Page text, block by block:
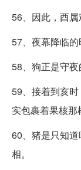
56、因此，酉属
57、夜幕降临的
58、狗正是守夜
59、接着到亥
实包裹着果核那
60、猪是只知
相。